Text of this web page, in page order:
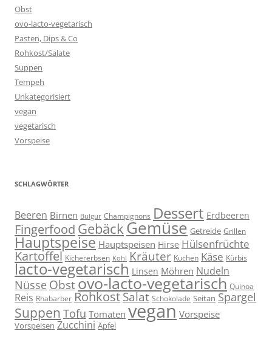
Obst
ovo-lacto-vegetarisch
Pasten, Dips & Co
Rohkost/Salate
Suppen
Tempeh
Unkategorisiert
vegan
vegetarisch
Vorspeise
SCHLAGWÖRTER
Beeren Birnen Bulgur Champignons Dessert Erdbeeren
Fingerfood Gebäck Gemüse Getreide Grillen
Hauptspeise Hauptspeisen Hirse Hülsenfrüchte
Kartoffel Kichererbsen Kohl Kräuter Kuchen Käse Kürbis
lacto-vegetarisch Linsen Möhren Nudeln
Nüsse Obstovo-lacto-vegetarisch Quinoa
Reis Rhabarber RohkostSalat Schokolade Seitan Spargel
Suppen Tofu Tomaten vegan Vorspeise
Vorspeisen Zucchini Äpfel